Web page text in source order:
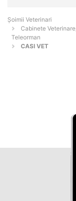
Șoimii Veterinari
Cabinete
Teleorman
CASI VET